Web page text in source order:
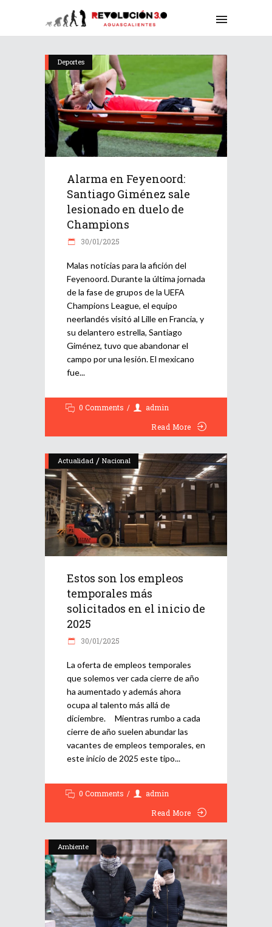
Deportes
Alarma en Feyenoord:
Santiago Giménez sale
lesionado en duelo de
Champions
30/01/2025
Malas noticias para la afición del
Feyenoord. Durante la última jornada
de la fase de grupos de la UEFA
Champions League, el equipo
neerlandés visitó al Lille en Francia, y
su delantero estrella, Santiago
Giménez, tuvo que abandonar el
campo por una lesión. El mexicano
fue
0 Comments
admin
Read More
Actualidad / Nacional
Estos son los empleos
temporales más
solicitados en el inicio de
2025
30/01/2025
La oferta de empleos temporales
que solemos ver cada cierre de año
ha aumentado y además ahora
ocupa al talento más allá de
diciembre. Mientras rumbo a cada
cierre de año suelen abundar las
vacantes de empleos temporales, en
este inicio de 2025 este tipo
0 Comments
admin
Read More
Ambiente